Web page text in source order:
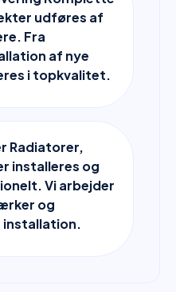
udføres af
Fra
af nye
i topkvalitet.
Radiatorer,
installeres og
Vi arbejder
og